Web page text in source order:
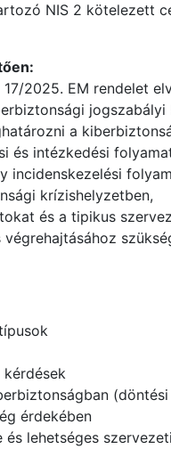
NIS 2 kötelezett
2025. EM rendelet
jogszabályi
a
intézkedési
krízishelyzetben,
és a tipikus
érdekében
lehetséges